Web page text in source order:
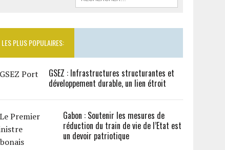
LES PLUS POPULAIRES:
GSEZ : Infrastructures structurantes et
développement durable, un lien étroit
Gabon : Soutenir les mesures de
réduction du train de vie de l’Etat est
un devoir patriotique